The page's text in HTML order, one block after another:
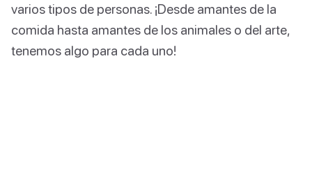
varios tipos de personas. ¡Desde amantes de la
comida hasta amantes de los animales o del arte,
tenemos algo para cada uno!